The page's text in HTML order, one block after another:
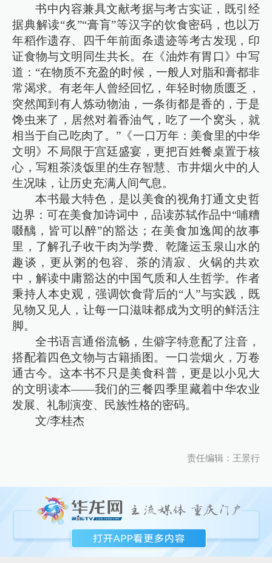
书中内容兼具文献考据与考古实证，既引经
据典解读“炙”“膏肓”等汉字的饮食密码，也以万
年稻作遗存、四千年前面条遗迹等考古发现，印
证食物与文明同生共长。在《油炸有胃口》中写
道：“在物质不充盈的时候，一般人对脂和膏都非
常渴求。有老年人曾经回忆，年轻时物质匮乏，
突然闻到有人炼动物油，一条街都是香的，于是
馋虫来了，居然对着香油气，吃了一个窝头，就
相当于自己吃肉了。”《一口万年：美食里的中华
文明》不局限于宫廷盛宴，更把百姓餐桌置于核
心，写粗茶淡饭里的生存智慧、市井烟火中的人
生况味，让历史充满人间气息。
本书最大特色，是以美食的视角打通文史哲
边界：可在美食加诗词中，品读苏轼作品中“哺糟
啜醨，皆可以醉”的豁达；在美食加逸闻的故事
里，了解孔子收干肉为学费、乾隆运玉泉山水的
趣谈，更从粥的包容、茶的清寂、火锅的共欢
中，解读中庸豁达的中国气质和人生哲学。作者
秉持人本史观，强调饮食背后的“人”与实践，既
见物又见人，让每一口滋味都成为文明的鲜活注
脚。
全书语言通俗流畅，生僻字特意配了注音，
搭配着四色文物与古籍插图。一口尝烟火，万卷
通古今。这本书不只是美食科普，更是以小见大
的文明读本——我们的三餐四季里藏着中华农业
发展、礼制演变、民族性格的密码。
文/李桂杰
责任编辑：王景行